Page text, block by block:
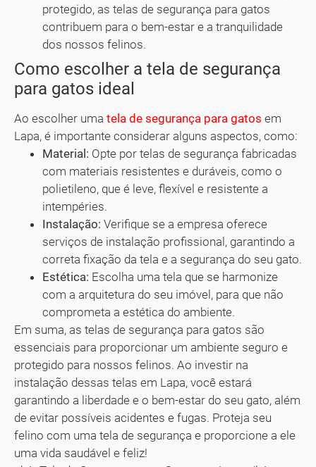
protegido, as telas de segurança para gatos
contribuem para o bem-estar e a tranquilidade
dos nossos felinos.
Como escolher a tela de segurança
para gatos ideal
Ao escolher uma tela de segurança para gatos em
Lapa, é importante considerar alguns aspectos, como:
Material: Opte por telas de segurança fabricadas
com materiais resistentes e duráveis, como o
polietileno, que é leve, flexível e resistente a
intempéries.
Instalação: Verifique se a empresa oferece
serviços de instalação profissional, garantindo a
correta fixação da tela e a segurança do seu gato.
Estética: Escolha uma tela que se harmonize
com a arquitetura do seu imóvel, para que não
comprometa a estética do ambiente.
Em suma, as telas de segurança para gatos são
essenciais para proporcionar um ambiente seguro e
protegido para nossos felinos. Ao investir na
instalação dessas telas em Lapa, você estará
garantindo a liberdade e o bem-estar do seu gato, além
de evitar possíveis acidentes e fugas. Proteja seu
felino com uma tela de segurança e proporcione a ele
uma vida saudável e feliz!